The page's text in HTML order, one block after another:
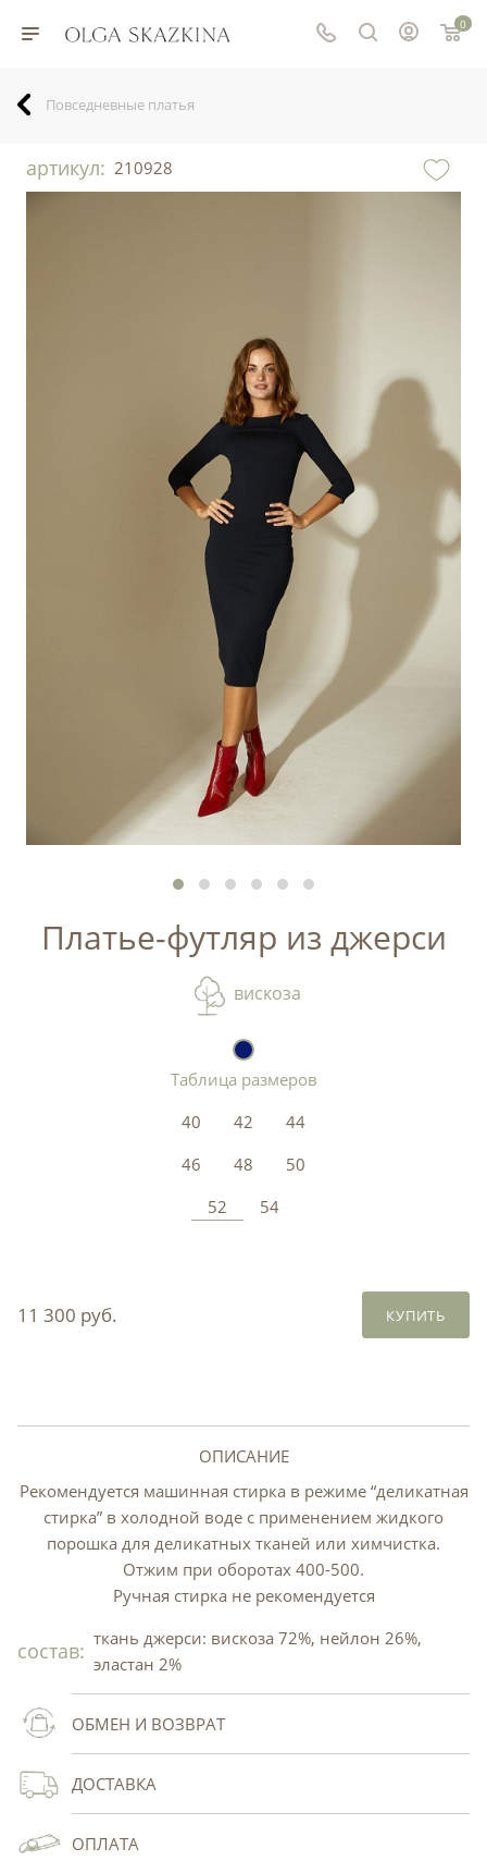
0
Повседневные платья
артикул: 210928
Платье-футляр из джерси
вискоза
Таблица размеров
40
42
44
46
48
50
52
54
11 300 руб. КУПИТЬ
ОПИСАНИЕ
Рекомендуется машинная стирка в режиме “деликатная
стирка” в холодной воде с применением жидкого
порошка для деликатных тканей или химчистка.
Отжим при оборотах 400-500.
Ручная стирка не рекомендуется
состав: ткань джерси: вискоза 72%, нейлон 26%,
эластан 2%
ОБМЕН И ВОЗВРАТ
ДОСТАВКА
ОПЛАТА